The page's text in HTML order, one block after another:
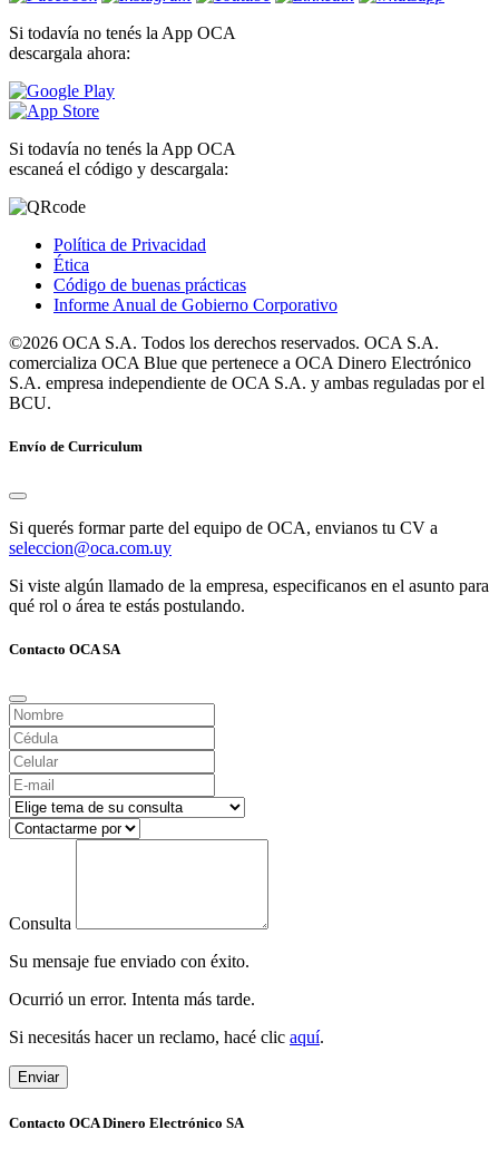
Si todavía no tenés la App OCA
descargala ahora:
Si todavía no tenés la App OCA
escaneá el código y descargala:
Política de Privacidad
Ética
Código de buenas prácticas
Informe Anual de Gobierno Corporativo
©2026 OCA S.A. Todos los derechos reservados. OCA S.A.
comercializa OCA Blue que pertenece a OCA Dinero Electrónico
S.A. empresa independiente de OCA S.A. y ambas reguladas por el
BCU.
Envío de Curriculum
Si querés formar parte del equipo de OCA, envianos tu CV a
seleccion@oca.com.uy
Si viste algún llamado de la empresa, especificanos en el asunto para
qué rol o área te estás postulando.
Contacto OCA SA
Consulta
Su mensaje fue enviado con éxito.
Ocurrió un error. Intenta más tarde.
Si necesitás hacer un reclamo, hacé clic aquí.
Enviar
Contacto OCA Dinero Electrónico SA